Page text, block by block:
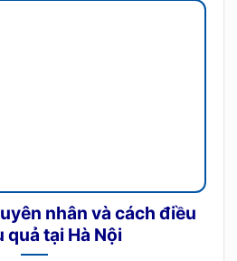
nhân và cách điều
quả tại Hà Nội